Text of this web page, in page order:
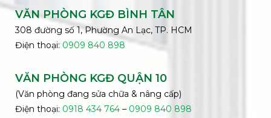
VĂN PHÒNG KGĐ BÌNH TÂN
308 đường số 1, Phường An Lạc, TP. HCM
Điện thoại: 0909 840 898
VĂN PHÒNG KGĐ QUẬN 10
(Văn phòng đang sửa chữa & nâng cấp)
Điện thoại: 0918 434 764 – 0909 840 898